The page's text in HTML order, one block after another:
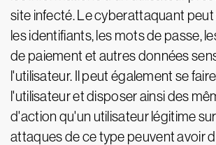
site infecté. Le cyberattaquant
les identifiants, les mots de passe,
de paiement et autres données
l'utilisateur. Il peut également se
l'utilisateur et disposer ainsi des
d'action qu'un utilisateur légitime
attaques de ce type peuvent avoir